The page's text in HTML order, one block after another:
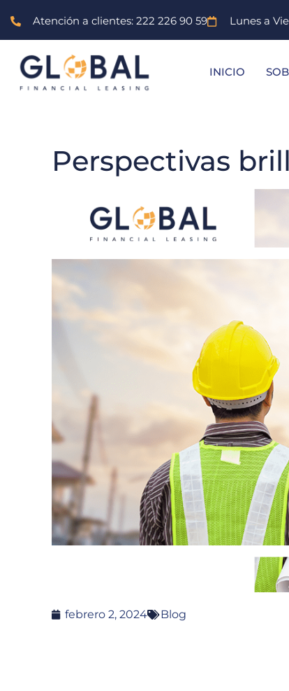
Atención a clientes: 222 226 90 59 Lunes a
INICIO
Perspectivas
febrero 2, 2024 Blog